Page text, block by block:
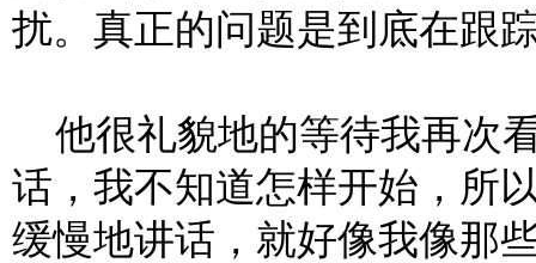
扰。真正的问题是到底在跟
他很礼貌地的等待我再次
话，我不知道怎样开始，所
缓慢地讲话，就好像我像那